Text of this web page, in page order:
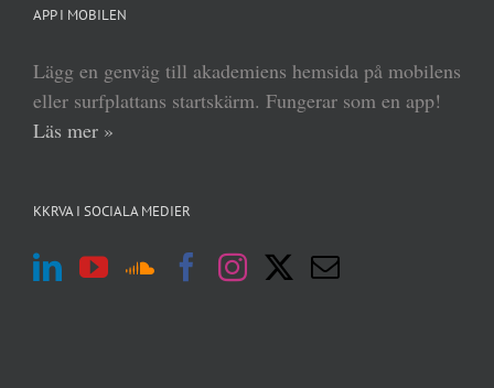
APP I MOBILEN
Lägg en genväg till akademiens hemsida på mobilens
eller surfplattans startskärm. Fungerar som en app!
Läs mer »
KKRVA I SOCIALA MEDIER